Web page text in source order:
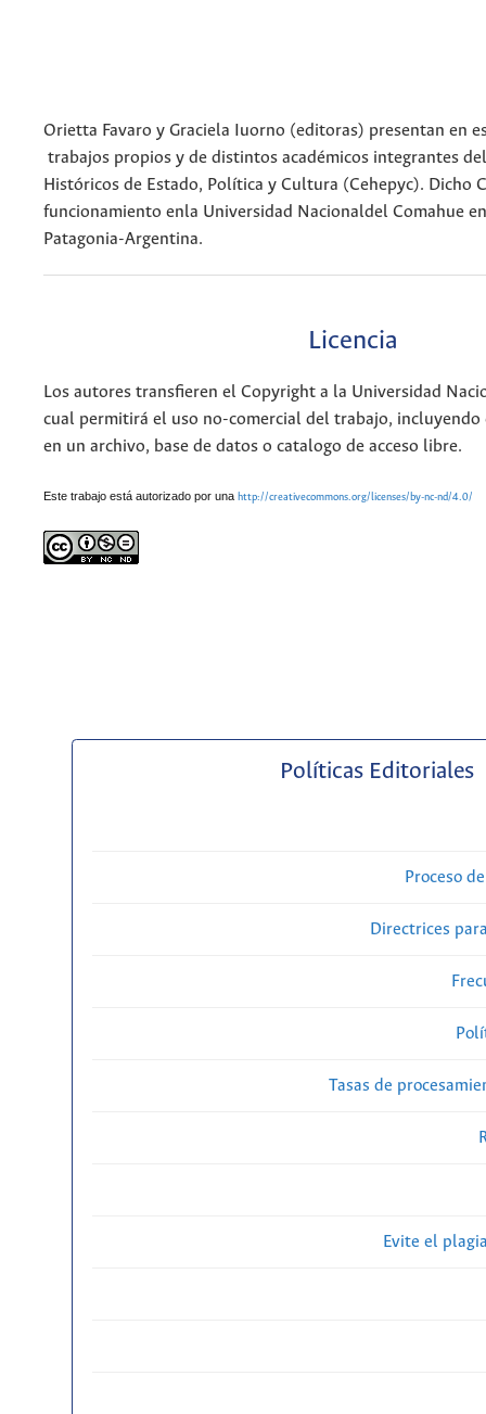
Orietta Favaro y Graciela Iuorno (editoras) presentan en
trabajos propios y de distintos académicos integrantes
Históricos de Estado, Política y Cultura (Cehepyc). Dicho
funcionamiento enla Universidad Nacionaldel Comahue
Patagonia-Argentina.
Licencia
Los autores transfieren el Copyright a la Universidad
cual permitirá el uso no-comercial del trabajo, incluyendo
en un archivo, base de datos o catalogo de acceso libre.
Este trabajo está autorizado por una http://creativecommons.org/licenses/by-nc-nd/4.0/
Políticas Editoriales
Proceso
Directrices
Tasas de
Evite el